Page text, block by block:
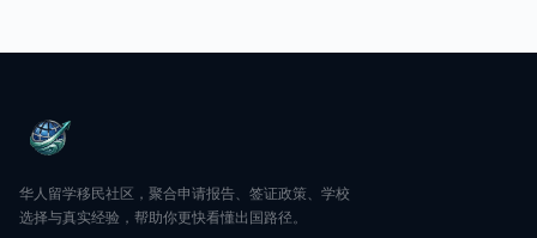
华人留学移民社区，聚合申请报告、签证政策、学校
选择与真实经验，帮助你更快看懂出国路径。